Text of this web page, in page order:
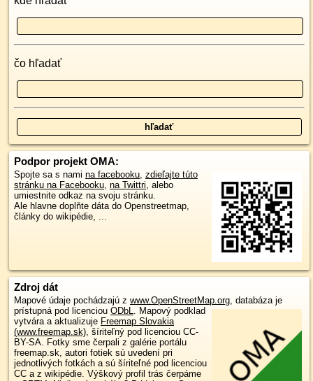
čo hľadať
Podpor projekt OMA:
Spojte sa s nami na facebooku, zdieľajte túto
stránku na Facebooku, na Twittri, alebo
umiestnite odkaz na svoju stránku.
Ale hlavne doplňte dáta do Openstreetmap,
články do wikipédie, ...
Zdroj dát
Mapové údaje pochádzajú z www.OpenStreetMap.org, databáza je
prístupná pod licenciou ODbL. Mapový podklad
vytvára a aktualizuje Freemap Slovakia
(www.freemap.sk), šíriteľný pod licenciou CC-
BY-SA. Fotky sme čerpali z galérie portálu
freemap.sk, autori fotiek sú uvedení pri
jednotlivých fotkách a sú šíriteľné pod licenciou
CC a z wikipédie. Výškový profil trás čerpáme